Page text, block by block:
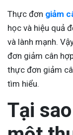
Thực đơn giảm
học và hiệu quả
và lành mạnh.
đơn giảm cân
thực đơn giảm
tìm hiểu.
Tại